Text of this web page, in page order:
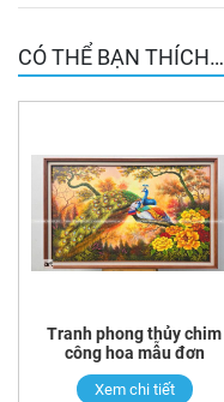
CÓ THỂ BẠN THÍCH…
Tranh phong thủy chim
công hoa mẫu đơn
Xem chi tiết